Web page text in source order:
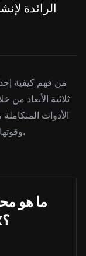
الرائدة
من فهم كيفية
ثلاثية الأبعاد من
الأدوات
وقوتها في سير عمل النماذج ثلاثية الأبعاد الاحترافية.
ما هو
الاصطناعي من نص إلى FBX؟